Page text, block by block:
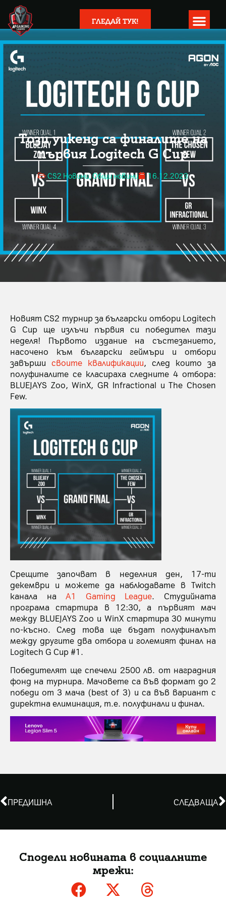
ГЛЕДАЙ ТУК!
Този уикенд са финалите на
първия Logitech G Cup
CS2 Новини,Общи новини 16.12.2023
Новият CS2 турнир за български отбори Logitech
G Cup ще излъчи първия си победител тази
неделя! Първото издание на състезанието,
насочено към български геймъри и отбори
завърши своите квалификации, след които за
полуфиналите се класираха следните 4 отбора:
BLUEJAYS Zoo, WinX, GR Infractional и The Chosen
Few.
Срещите започват в неделния ден, 17-ти
декември и можете да наблюдавате в Twitch
канала наA1 Gaming League. Студийната
програма стартира в 12:30, а първият мач
между BLUEJAYS Zoo и WinX стартира 30 минути
по-късно. След това ще бъдат полуфиналът
между другите два отбора и големият финал на
Logitech G Cup #1.
Победителят ще спечели 2500 лв. от наградния
фонд на турнира. Мачовете са във формат до 2
победи от 3 мача (best of 3) и са във вариант с
директна елиминация, т.е. полуфинали и финал.
ПРЕДИШНА СЛЕДВАЩА
Сподели новината в социалните
мрежи: